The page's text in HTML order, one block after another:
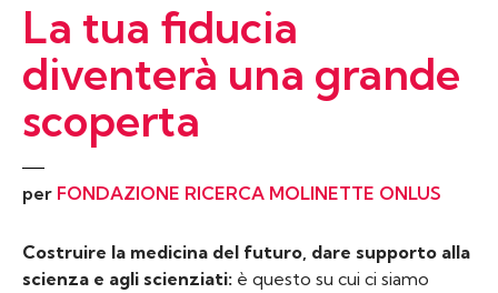
La tua fiducia
diventerà una grande
scoperta
per FONDAZIONE RICERCA MOLINETTE ONLUS
Costruire la medicina del futuro, dare supporto alla
scienza e agli scienziati: è questo su cui ci siamo